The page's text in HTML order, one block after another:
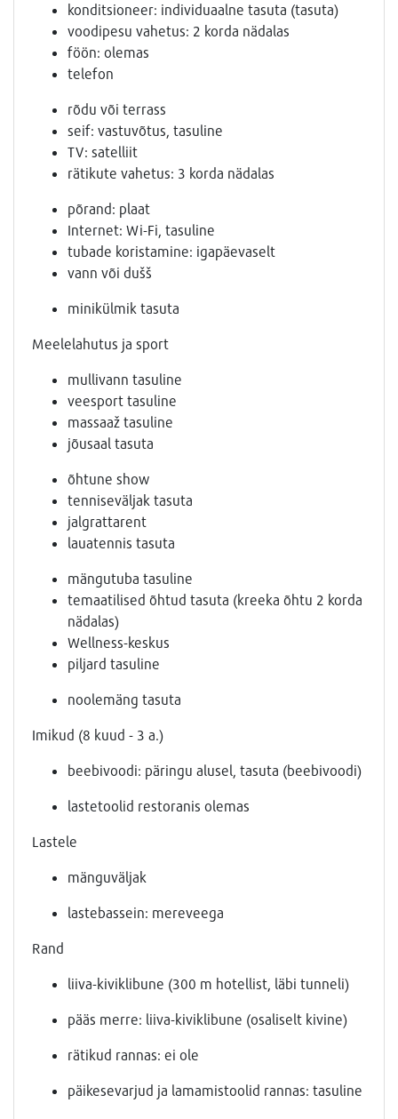
konditsioneer: individuaalne tasuta (tasuta)
voodipesu vahetus: 2 korda nädalas
föön: olemas
telefon
rõdu või terrass
seif: vastuvõtus, tasuline
TV: satelliit
rätikute vahetus: 3 korda nädalas
põrand: plaat
Internet: Wi-Fi, tasuline
tubade koristamine: igapäevaselt
vann või dušš
minikülmik tasuta
Meelelahutus ja sport
mullivann tasuline
veesport tasuline
massaaž tasuline
jõusaal tasuta
õhtune show
tenniseväljak tasuta
jalgrattarent
lauatennis tasuta
mängutuba tasuline
temaatilised õhtud tasuta (kreeka õhtu 2 korda
nädalas)
Wellness-keskus
piljard tasuline
noolemäng tasuta
Imikud (8 kuud - 3 a.)
beebivoodi: päringu alusel, tasuta (beebivoodi)
lastetoolid restoranis olemas
Lastele
mänguväljak
lastebassein: mereveega
Rand
liiva-kiviklibune (300 m hotellist, läbi tunneli)
pääs merre: liiva-kiviklibune (osaliselt kivine)
rätikud rannas: ei ole
päikesevarjud ja lamamistoolid rannas: tasuline